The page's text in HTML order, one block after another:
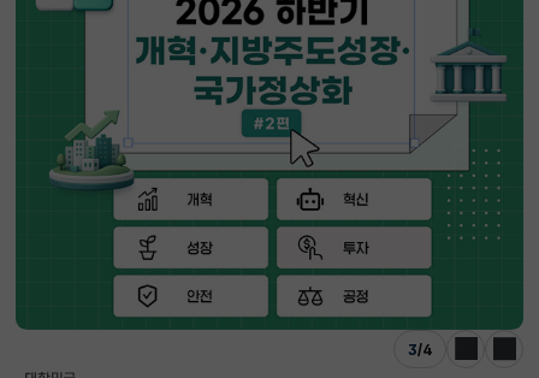
3/4
이전 다음